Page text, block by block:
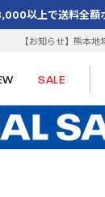
以上で送料全
【お知らせ】熊本
SALE